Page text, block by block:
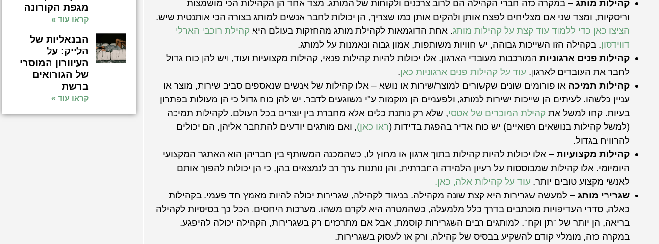
קהילות מותג – במקרה כזה חברי הקהילה הם לרוב צרכנים ולקוחות של המותג. מצד אחד הן הקהילות הכי מושמצות
וריסקיות, ומצד שני אם מצליחים לפצח אותן ולהקים אותן כמו שצריך, הן יכולות לחבר אנשים למותג בצורה הכי אותנטית שיש.
הציצו כאן כדי ללמוד עוד קצת על קהילות מותג. אחת הדוגמאות לקהילת מותג מהחזקות בעולם היא קהילת רוכבי הארלי
דווידסון. בקהילה הזו השייכות גבוהה, יש חוויות משותפות, אמון גבוה ונאמנות על למותג.
קהילות פנים ארגוניות המורכבות מעובדי הארגון. אלו יכולות להיות קהילות פנאי, קהילות מקצועיות ועוד, ויש להן כוח גדול
לחבר את העובדים לארגון. עוד על קהילות פנים ארגוניות כאן.
קהילות תמיכה או פורומים שונים שקשורים למוצר/שירות או נושא – אלו קהילות של אנשים שנאספים סביב שירות, מוצר או
עניין כלשהו. לעיתים הן שייכות ישירות למותג, ולפעמים הן מוקמות ע"י משוגעים לדבר. יש להן כוח גדול כי הן מעולות בפתרון
בעיות. קחו למשל את קהילת המוכרים של אטסי, שלא רק נותנת כלים אלא מחברת בין יוצרים בכל העולם. לקהילות תמיכה
(למשל קהילות בנושאים רפואיים) יש כוח אדיר בהפגת בדידות (ראו כאן), ואם מותגים יודעים להתחבר אליהן, הם יכולים
להרוויח בגדול.
קהילות מקצועיות – אלו יכולות להיות קהילות בתוך ארגון או מחוץ לו, כשהמכנה המשותף בין חבריהן הוא האתגר המקצועי
היומיומי. אלו קהילות שמבוססות על רעיון הלמידה החברתית, והן נותנות ערך רב לנמצאים בהן, כי הן יכולות להפוך אותם
לאנשי מקצוע טובים יותר. עוד על קהילות אלה, כאן.
שגרירי מותג – למעשה שגרירות היא קצת שונה מקהילה. בניגוד לקהילה, שגרירות יכולה להיות מאמץ חד פעמי. בקהילות
כאלה, סדרי העדיפויות מוכתבים בדרך כלל מלמעלה, כשהמטרה היא לקדם משהו. מערכות היחסים, הכל כך בסיסיות לקהילה
בריאה, הן יותר של "תן וקח". למותגים רבים השגרירות קוסמת, אבל אם מתרכזים רק בשגרירות, הקהילה יכולה להיפגע.
במקרה כזה, מומלץ קודם להשקיע בבסיס של קהילה, ורק אז לעסוק בשגרירות.
מגפת הקורונה
קראו עוד »
הבנאליות של
הלייק: על
העיוורון המוסרי
של הגורואים
ברשת
קראו עוד »